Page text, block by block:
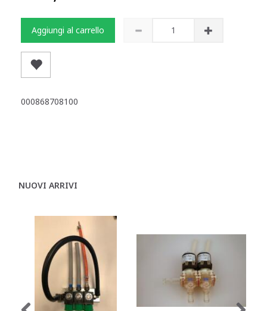
Aggiungi al carrello
000868708100
NUOVI ARRIVI